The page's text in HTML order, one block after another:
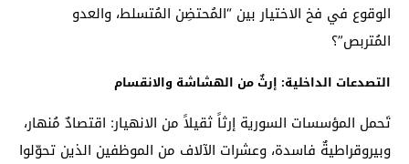
الوقوع في فخ الاختيار بين “المُحتضِن المُتسلط، والعدو
المُتربص”؟
التصدعات الداخلية: إرثٌ من الهشاشة والانقسام
تَحمل المؤسسات السورية إرثاً ثقيلاً من الانهيار: اقتصادٌ مُنهار،
وبيروقراطيةٌ فاسدة، وعشرات الآلاف من الموظفين الذين تحوّلوا